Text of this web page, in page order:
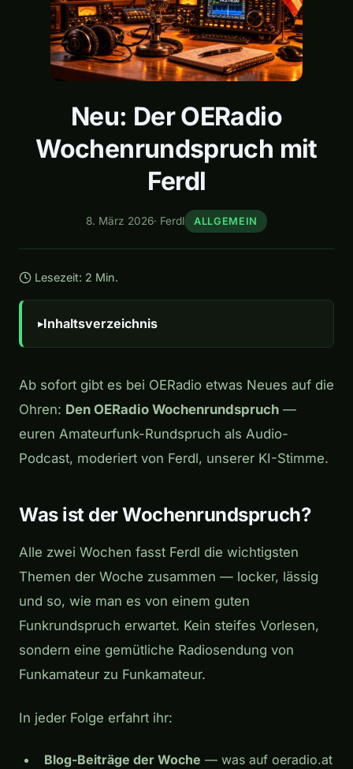
Neu: Der OERadio
Wochenrundspruch mit
Ferdl
8. März 2026· Ferdl ALLGEMEIN
Lesezeit: 2 Min.
Inhaltsverzeichnis
Ab sofort gibt es bei OERadio etwas Neues auf die
Ohren: Den OERadio Wochenrundspruch —
euren Amateurfunk-Rundspruch als Audio-
Podcast, moderiert von Ferdl, unserer KI-Stimme.
Was ist der Wochenrundspruch?
Alle zwei Wochen fasst Ferdl die wichtigsten
Themen der Woche zusammen — locker, lässig
und so, wie man es von einem guten
Funkrundspruch erwartet. Kein steifes Vorlesen,
sondern eine gemütliche Radiosendung von
Funkamateur zu Funkamateur.
In jeder Folge erfahrt ihr:
Blog-Beiträge der Woche — was auf oeradio.at